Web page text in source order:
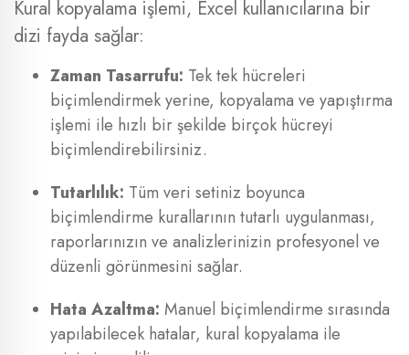
Kural kopyalama işlemi, Excel kullanıcılarına bir
dizi fayda sağlar:
Zaman Tasarrufu: Tek tek hücreleri
biçimlendirmek yerine, kopyalama ve yapıştırma
işlemi ile hızlı bir şekilde birçok hücreyi
biçimlendirebilirsiniz.
Tutarlılık: Tüm veri setiniz boyunca
biçimlendirme kurallarının tutarlı uygulanması,
raporlarınızın ve analizlerinizin profesyonel ve
düzenli görünmesini sağlar.
Hata Azaltma: Manuel biçimlendirme sırasında
yapılabilecek hatalar, kural kopyalama ile